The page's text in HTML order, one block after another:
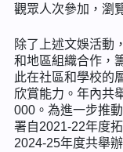
觀眾人次參加，瀏
除了上述文娛活動
和地區組織合作，
此在社區和學校的
欣賞能力。年內共
000。為進一步推
署自2021-22年度
2024-25年度共舉